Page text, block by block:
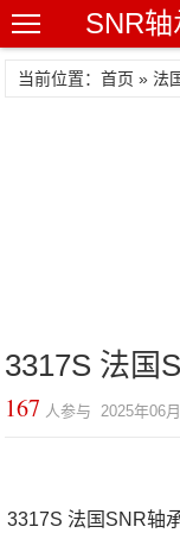
SNR
当前位置：首页 » 法
3317S 法国
167 人参与 2025年06
3317S 法国SNR轴